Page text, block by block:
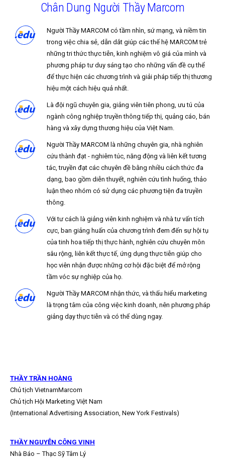
Chân Dung Người Thầy Marcom
Người Thầy MARCOM có tầm nhìn, sứ mạng, và niềm tin
trong việc chia sẻ, dẫn dắt giúp các thế hệ MARCOM trẻ
những tri thức thực tiễn, kinh nghiệm vô giá của mình và
phương pháp tư duy sáng tạo cho những vấn đề cụ thể
để thực hiện các chương trình và giải pháp tiếp thị thương
hiệu một cách hiệu quả nhất.
Là đội ngũ chuyên gia, giảng viên tiên phong, ưu tú của
ngành công nghiệp truyền thông tiếp thị, quảng cáo, bán
hàng và xây dựng thương hiệu của Việt Nam.
Người Thầy MARCOM là những chuyên gia, nhà nghiên
cứu thành đạt - nghiêm túc, năng động và liên kết tương
tác, truyền đạt các chuyên đề bằng nhiều cách thức đa
dạng, bao gồm diễn thuyết, nghiên cứu tình huống, thảo
luận theo nhóm có sử dụng các phương tiện đa truyền
thông.
Với tư cách là giảng viên kinh nghiệm và nhà tư vấn tích
cực, ban giảng huấn của chương trình đem đến sự hội tụ
của tinh hoa tiếp thị thực hành, nghiên cứu chuyên môn
sâu rộng, liên kết thực tế, ứng dụng thực tiễn giúp cho
học viên nhận được những cơ hội đặc biệt để mở rộng
tầm vóc sự nghiệp của họ.
Người Thầy MARCOM nhận thức, và thấu hiểu marketing
là trọng tâm của công việc kinh doanh, nên phương pháp
giảng dạy thực tiễn và có thể dùng ngay.
THẦY TRẦN HOÀNG
Chủ tịch VietnamMarcom
Chủ tịch Hội Marketing Việt Nam
(International Advertising Association, New York Festivals)
THẦY NGUYỄN CÔNG VINH
Nhà Báo – Thạc Sỹ Tâm Lý